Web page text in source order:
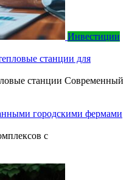
Инвестиции
станции для
станции Современный
городскими фермами
с